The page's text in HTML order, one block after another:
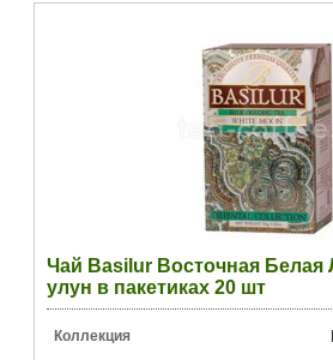
Чай Basilur Восточная
улун в пакетиках 20 шт
Коллекция